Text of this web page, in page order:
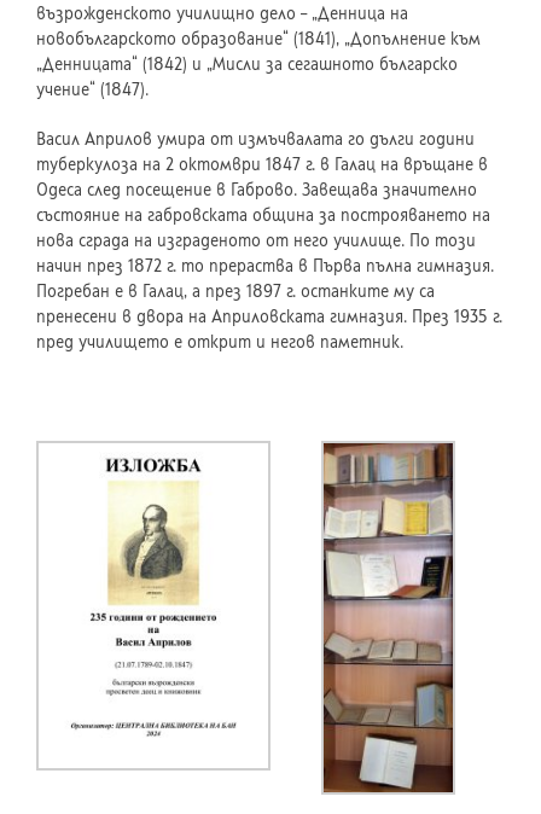
възрожденското училищно дело – „Денница на
новобългарското образование“ (1841), „Допълнение към
„Денницата“ (1842) и „Мисли за сегашното българско
учение“ (1847).
Васил Априлов умира от измъчвалата го дълги години
туберкулоза на 2 октомври 1847 г. в Галац на връщане в
Одеса след посещение в Габрово. Завещава значително
състояние на габровската община за построяването на
нова сграда на изграденото от него училище. По този
начин през 1872 г. то прераства в Първа пълна гимназия.
Погребан е в Галац, а през 1897 г. останките му са
пренесени в двора на Априловската гимназия. През 1935 г.
пред училището е открит и негов паметник.